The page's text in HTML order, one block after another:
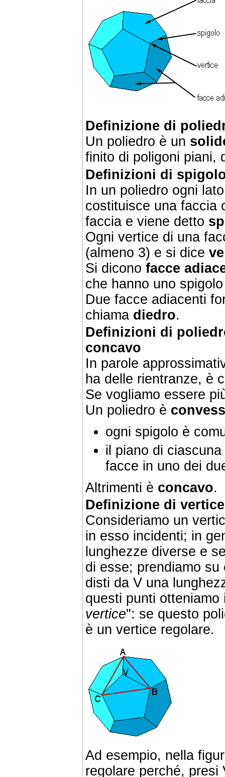
Definizione di
Un poliedro è un
finito di poligoni piani,
Definizioni di
In un poliedro ogni
costituisce una faccia
faccia e viene detto
Ogni vertice di una
(almeno 3) e si dice
Si dicono facce
che hanno uno
Due facce adiacenti
chiama diedro.
Definizioni di
concavo
In parole
ha delle rientranze, è
Se vogliamo essere
Un poliedro è
ogni spigolo è
il piano di
facce in uno dei
Altrimenti è concavo.
Definizione di
Consideriamo un
in esso incidenti; in
lunghezze diverse e
di esse; prendiamo
disti da V una
questi punti otteniamo
vertice": se questo
è un vertice regolare.
Ad esempio, nella
regolare perché, presi